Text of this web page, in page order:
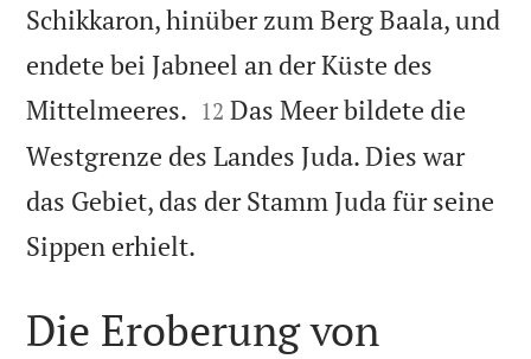
Schikkaron, hinüber zum Berg Baala, und
endete bei Jabneel an der Küste des
Mittelmeeres. 

12 Das Meer bildete die
Westgrenze des Landes Juda. Dies war
das Gebiet, das der Stamm Juda für seine
Sippen erhielt.
Die Eroberung von